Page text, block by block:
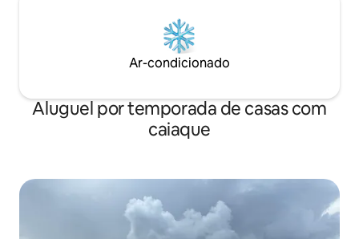
Ar-condicionado
Aluguel por temporada de casas com
caiaque